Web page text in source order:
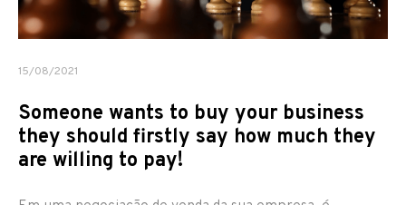
Someone wants to buy your business
they should firstly say how much they
are willing to pay!
15/08/2021